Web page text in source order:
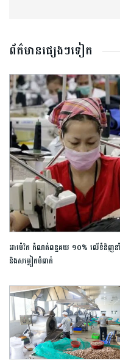
ព័ត៌មានផ្សេងៗទៀត
អាម៉េរិក កំណត់ពន្ធគយ ១០% លើទំនិញនាំ
និងសម្លៀកបំពាក់